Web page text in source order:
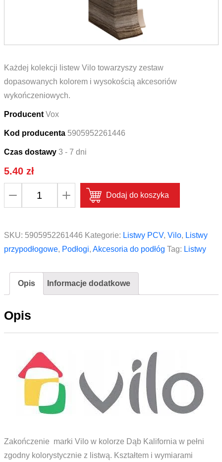
Każdej kolekcji listew Vilo towarzyszy zestaw
dopasowanych kolorem i wysokością akcesoriów
wykończeniowych.
Producent Vox
Kod producenta 5905952261446
Czas dostawy 3 - 7 dni
5.40 zł
i
listwy
Esquero
Kalifornia
Dodaj do koszyka
SKU: 5905952261446 Kategorie: Listwy PCV, Vilo, Listwy
przypodłogowe, Podłogi, Akcesoria do podłóg Tag: Listwy
Opis Informacje dodatkowe
Opis
Zakończenie marki Vilo w kolorze Dąb Kalifornia w pełni
zgodny kolorystycznie z listwą. Kształtem i wymiarami